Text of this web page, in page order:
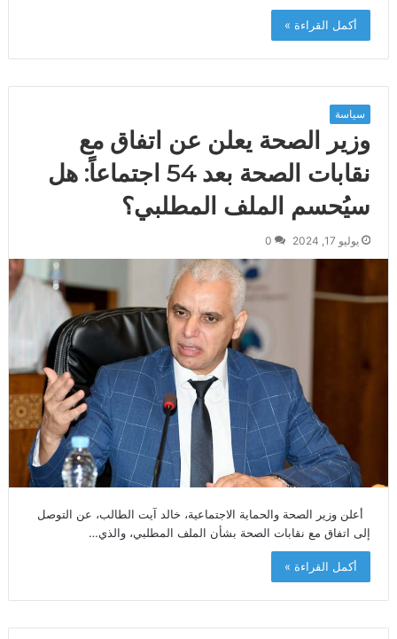
أكمل القراءة »
سياسة
وزير الصحة يعلن عن اتفاق مع
نقابات الصحة بعد 54 اجتماعاً: هل
سيُحسم الملف المطلبي؟
يوليو 17, 2024 0
أعلن وزير الصحة والحماية الاجتماعية، خالد آيت الطالب، عن التوصل
إلى اتفاق مع نقابات الصحة بشأن الملف المطلبي، والذي…
أكمل القراءة »